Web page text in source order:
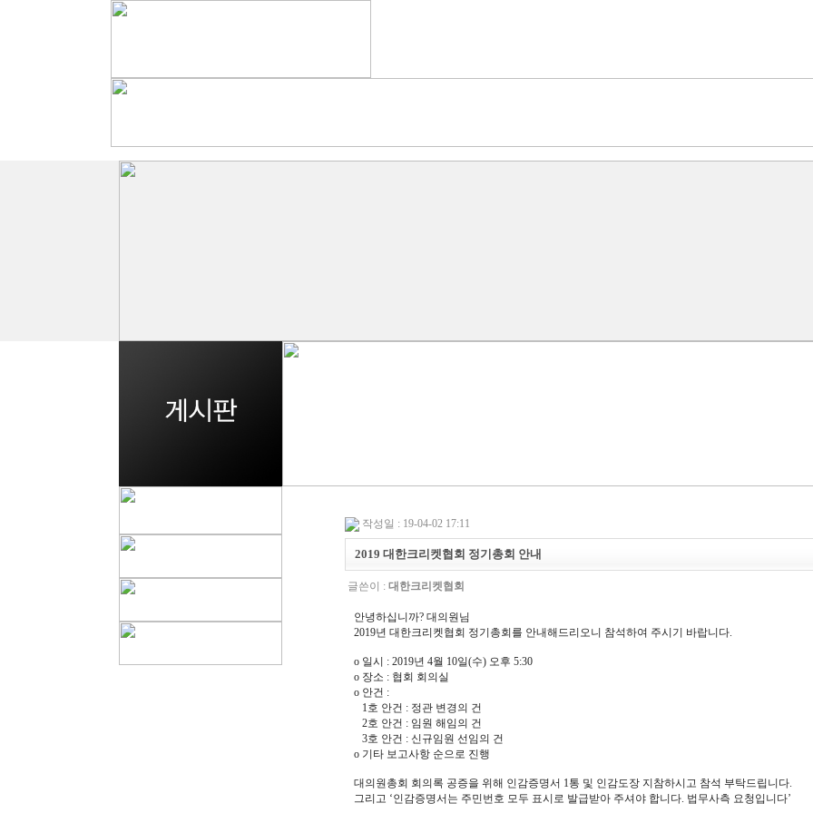
작성일 : 19-04-02 17:11
2019 대한크리켓협회 정기총회 안내
글쓴이 : 대한크리켓협회
안녕하십니까? 대의원님
2019년 대한크리켓협회 정기총회를 안내해드리오니 참석하여 주시기 바랍니다.
o 일시 : 2019년 4월 10일(수) 오후 5:30
o 장소 : 협회 회의실
o 안건 :
1호 안건 : 정관 변경의 건
2호 안건 : 임원 해임의 건
3호 안건 : 신규임원 선임의 건
o 기타 보고사항 순으로 진행
대의원총회 회의록 공증을 위해 인감증명서 1통 및 인감도장 지참하시고 참석 부탁드립니다.
그리고 ‘인감증명서는 주민번호 모두 표시로 발급받아 주셔야 합니다. 법무사측 요청입니다’